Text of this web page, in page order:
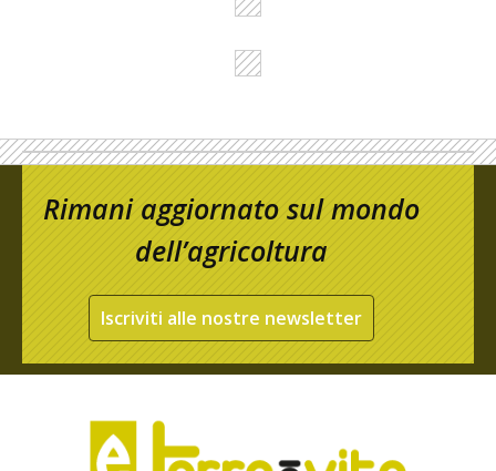
Rimani aggiornato sul mondo
dell’agricoltura
Iscriviti alle nostre newsletter